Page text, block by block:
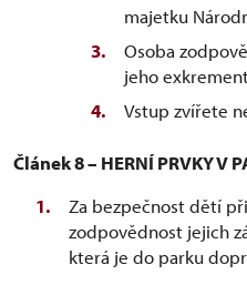
majetku
Osoba
jeho
Vstup zvířete
Článek 8 – HERNÍ PRVKY V
Za bezpečnost dětí
zodpovědnost jejich
která je do parku